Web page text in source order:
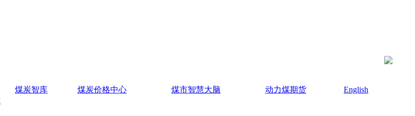
煤炭智库 煤炭价格中心 煤市智慧大脑 动力煤期货
English